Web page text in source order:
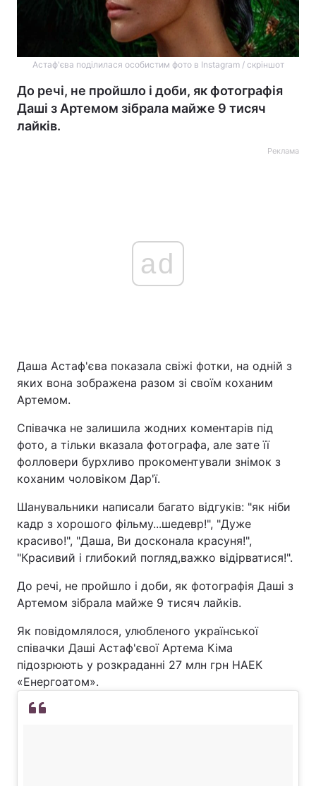
Астаф'єва поділилася особистим фото в Instagram / скріншот
До речі, не пройшло і доби, як фотографія
Даші з Артемом зібрала майже 9 тисяч
лайків.
Реклама
ad
Даша Астаф'єва показала свіжі фотки, на одній з
яких вона зображена разом зі своїм коханим
Артемом.
Співачка не залишила жодних коментарів під
фото, а тільки вказала фотографа, але зате її
фолловери бурхливо прокоментували знімок з
коханим чоловіком Дар'ї.
Шанувальники написали багато відгуків: "як ніби
кадр з хорошого фільму...шедевр!", "Дуже
красиво!", "Даша, Ви досконала красуня!",
"Красивий і глибокий погляд,важко відірватися!".
До речі, не пройшло і доби, як фотографія Даші з
Артемом зібрала майже 9 тисяч лайків.
Як повідомлялося, улюбленого української
співачки Даші Астаф'євої Артема Кіма
підозрюють у розкраданні 27 млн грн НАЕК
«Енергоатом».